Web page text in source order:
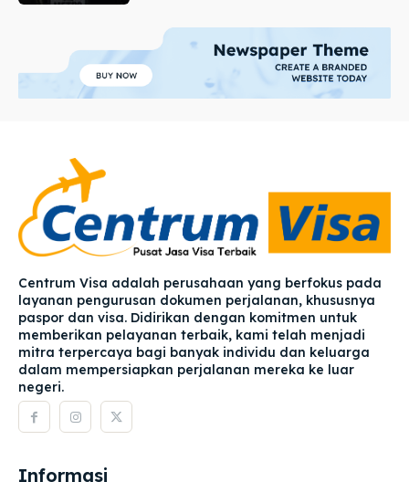
Centrum Visa adalah perusahaan yang berfokus pada
layanan pengurusan dokumen perjalanan, khususnya
paspor dan visa. Didirikan dengan komitmen untuk
memberikan pelayanan terbaik, kami telah menjadi
mitra terpercaya bagi banyak individu dan keluarga
dalam mempersiapkan perjalanan mereka ke luar
negeri.
Informasi